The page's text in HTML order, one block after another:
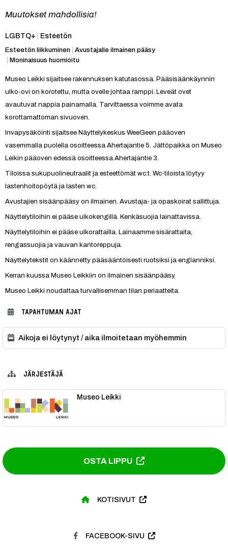
Muutokset mahdollisia!
Kategoria:
LGBTQ+
Esteetön
Esteetön liikkuminen Avustajalle ilmainen pääsy
Moninaisuus huomioitu
Museo Leikki sijaitsee rakennuksen katutasossa. Pääsisäänkäynnin
ulko-ovi on korotettu, mutta ovelle johtaa ramppi. Leveät ovet
avautuvat nappia painamalla. Tarvittaessa voimme avata
korottamattoman sivuoven.
Invapysäköinti sijaitsee Näyttelykeskus WeeGeen pääoven
vasemmalla puolella osoitteessa Ahertajantie 5. Jättöpaikka on Museo
Leikin pääoven edessä osoitteessa Ahertajantie 3.
Tiloissa sukupuolineutraalit ja esteettömät wc:t. Wc-tiloista löytyy
lastenhoitopöytä ja lasten wc.
Avustajien sisäänpääsy on ilmainen. Avustaja- ja opaskoirat sallittuja.
Näyttelytiloihin ei pääse ulkokengillä. Kenkäsuojia lainattavissa.
Näyttelytiloihin ei pääse ulkorattailla. Lainaamme sisärattaita,
rengassuojia ja vauvan kantoreppuja.
Näyttelytekstit on käännetty pääsääntöisesti ruotsiksi ja englanniksi.
Kerran kuussa Museo Leikkiin on ilmainen sisäänpääsy.
Museo Leikki noudattaa turvallisemman tilan periaatteita.
TAPAHTUMAN AJAT
Aikoja ei löytynyt / aika ilmoitetaan myöhemmin
JÄRJESTÄJÄ
Museo Leikki
OSTA LIPPU
KOTISIVUT
FACEBOOK-SIVU